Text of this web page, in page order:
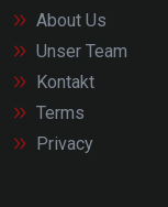
About Us
Unser Team
Kontakt
Terms
Privacy